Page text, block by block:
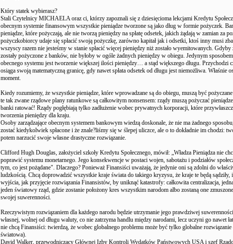
Który statek wybierasz?
Stali Czytelnicy MICHAELA oraz ci, którzy zapoznali się z dziesięcioma lekcjami Kredytu
obecnym systemie finansowym wszystkie pieniądze tworzone są jako dług w formie pożyczek.
pieniądze, które pożyczają, ale nie tworzą pieniędzy na spłatę odsetek, jakich żądają w zamian za
pożyczkobiorcy udaje się spłacić swoją pożyczkę, zarówno kapitał jak i odsetki, ktoś inny musi
wszyscy razem nie jesteśmy w stanie spłacić więcej pieniędzy niż zostało wyemitowanych. Gdyby
zostały pożyczone z banków, nie byłoby w ogóle żadnych pieniędzy w obiegu. Jedynym
obecnego systemu jest tworzenie większej ilości pieniędzy… a stąd większego długu. Przychodzi
osiąga swoją matematyczną granicę, gdy nawet spłata odsetek od długu jest niemożliwa. Właśnie
moment.
Kiedy rozumiemy, że wszystkie pieniądze, które wprowadzane są do obiegu, muszą być
te tak zwane rządowe plany ratunkowe są całkowitym nonsensem: rządy muszą pożyczać
banki ratować! Rządy pogłębiają tylko zadłużenie wobec prywatnych korporacji, które
tworzenia pieniędzy dla kraju.
Osoby zarządzające obecnym systemem bankowym wiedzą doskonale, że nie ma żadnego
zostać kiedykolwiek spłacone i że znale?liśmy się w ślepej uliczce, ale o to dokładnie im chodzi:
potem narzucić swoje własne drastyczne rozwiązanie.
Clifford Hugh Douglas, założyciel szkoły Kredytu Społecznego, mówił: „Władza Pieniądza nie
poprawić systemu monetarnego. Jego konsekwencje w postaci wojen, sabotażu i podziałów
tym, co jest pożądane". Dlaczego? Ponieważ Finansiści uważają, że jedynie oni są zdolni do
ludzkością. Chcą doprowadzić wszystkie kraje świata do takiego kryzysu, że kraje te będą sądziły,
wyjścia, jak przyjęcie rozwiązania Finansistów, by uniknąć katastrofy: całkowita centralizacja,
jeden światowy rząd, gdzie zostanie położony kres wszystkim narodom albo zostaną one
swojej suwerenności.
Rzeczywistym rozwiązaniem dla każdego narodu będzie utrzymanie jego prawdziwej
własnej, wolnej od długu waluty, co nie zatrzyma handlu między narodami, lecz uczyni go nawet
nie chcą Finansiści: twierdzą, że wobec globalnego problemu może być tylko globalne
światowa).
David Walker, przewodniczący Głównej Izby Kontroli Wydatków Państwowych USA i szef